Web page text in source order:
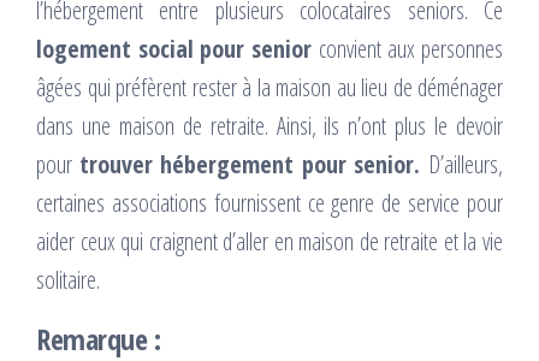
l’hébergement entre plusieurs colocataires seniors. Ce
logement social pour senior convient aux personnes
âgées qui préfèrent rester à la maison au lieu de déménager
dans une maison de retraite. Ainsi, ils n’ont plus le devoir
pour trouver hébergement pour senior. D’ailleurs,
certaines associations fournissent ce genre de service pour
aider ceux qui craignent d’aller en maison de retraite et la vie
solitaire.
Remarque :